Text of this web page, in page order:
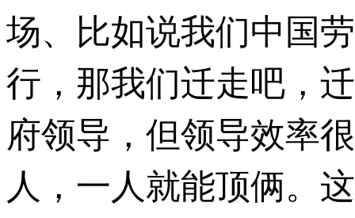
场、比如说我们中国
行，那我们迁走吧，
府领导，但领导效率
人，一人就能顶俩。